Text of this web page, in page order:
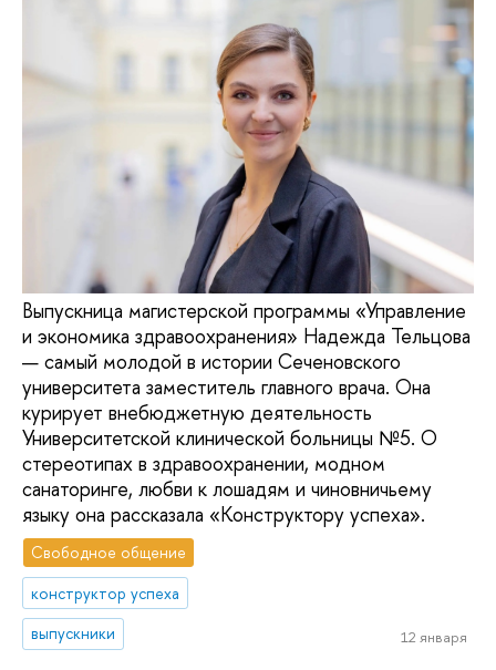
Выпускница магистерской программы «Управление
и экономика здравоохранения» Надежда Тельцова
— самый молодой в истории Сеченовского
университета заместитель главного врача. Она
курирует внебюджетную деятельность
Университетской клинической больницы №5. О
стереотипах в здравоохранении, модном
санаторинге, любви к лошадям и чиновничьему
языку она рассказала «Конструктору успеха».
Свободное общение
конструктор успеха
выпускники
12 января